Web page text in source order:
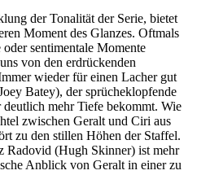
der Tonalität der Serie, bietet
Moment des Glanzes. Oftmals
sentimentale Momente
von den erdrückenden
wieder für einen Lacher gut
Batey), der sprücheklopfende
mehr Tiefe bekommt. Wie
zwischen Geralt und Ciri aus
zu den stillen Höhen der Staffel.
Radovid (Hugh Skinner) ist mehr
Anblick von Geralt in einer zu